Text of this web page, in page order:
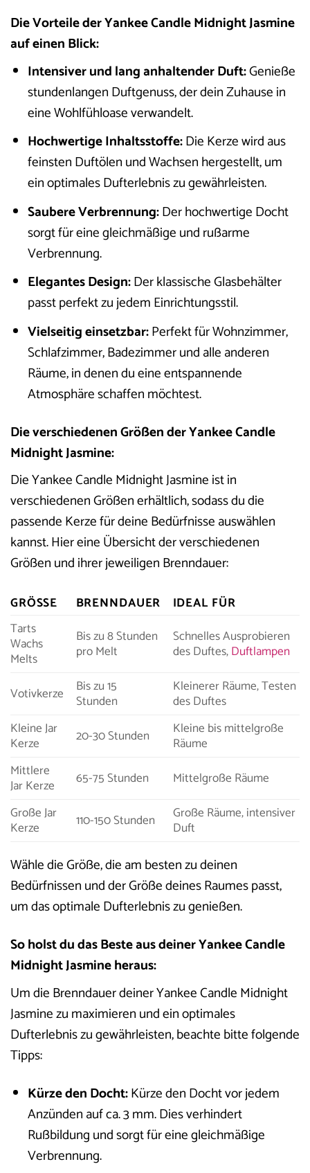
Die Vorteile der Yankee Candle Midnight Jasmine
auf einen Blick:
Intensiver und lang anhaltender Duft:Genieße
stundenlangen Duftgenuss, der dein Zuhause in
eine Wohlfühloase verwandelt.
Hochwertige Inhaltsstoffe:Die Kerze wird aus
feinsten Duftölen und Wachsen hergestellt, um
ein optimales Dufterlebnis zu gewährleisten.
Saubere Verbrennung:Der hochwertige Docht
sorgt für eine gleichmäßige und rußarme
Verbrennung.
Elegantes Design:Der klassische Glasbehälter
passt perfekt zu jedem Einrichtungsstil.
Vielseitig einsetzbar:Perfekt für Wohnzimmer,
Schlafzimmer, Badezimmer und alle anderen
Räume, in denen du eine entspannende
Atmosphäre schaffen möchtest.
Die verschiedenen Größen der Yankee Candle
Midnight Jasmine:
Die Yankee Candle Midnight Jasmine ist in
verschiedenen Größen erhältlich, sodass du die
passende Kerze für deine Bedürfnisse auswählen
kannst. Hier eine Übersicht der verschiedenen
Größen und ihrer jeweiligen Brenndauer:
GRÖSSE BRENNDAUER
IDEAL FÜR
Tarts
Wachs
Melts
Bis zu 8 Stunden
pro Melt
Schnelles Ausprobieren
des Duftes,Duftlampen
Votivkerze Bis zu 15
Stunden
Kleinerer Räume, Testen
des Duftes
Kleine Jar
Kerze 20-30 Stunden Kleine bis mittelgroße
Räume
Mittlere
Jar Kerze 65-75 Stunden
Mittelgroße Räume
Große Jar
Kerze 110-150 Stunden Große Räume, intensiver
Duft
Wähle die Größe, die am besten zu deinen
Bedürfnissen und der Größe deines Raumes passt,
um das optimale Dufterlebnis zu genießen.
So holst du das Beste aus deiner Yankee Candle
Midnight Jasmine heraus:
Um die Brenndauer deiner Yankee Candle Midnight
Jasmine zu maximieren und ein optimales
Dufterlebnis zu gewährleisten, beachte bitte folgende
Tipps:
Kürze den Docht:Kürze den Docht vor jedem
Anzünden auf ca. 3 mm. Dies verhindert
Rußbildung und sorgt für eine gleichmäßige
Verbrennung.